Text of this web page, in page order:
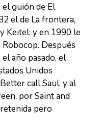
guión de El
el de La frontera,
Keitel; y en 1990 le
Después
año pasado, el
Unidos
call Saul, y al
por Saint and
pero